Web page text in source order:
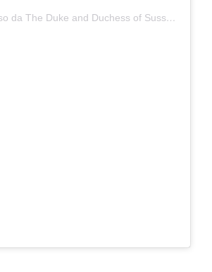
Un post condiviso da The Duke and Duchess of Sussex (@sussexroyal)